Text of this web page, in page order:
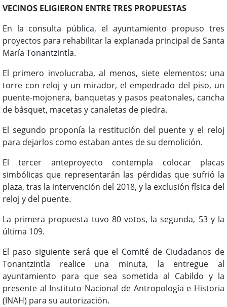
VECINOS ELIGIERON ENTRE TRES PROPUESTAS
En la consulta pública, el ayuntamiento propuso tres
proyectos para rehabilitar la explanada principal de Santa
María Tonantzintla.
El primero involucraba, al menos, siete elementos: una
torre con reloj y un mirador, el empedrado del piso, un
puente-mojonera, banquetas y pasos peatonales, cancha
de básquet, macetas y canaletas de piedra.
El segundo proponía la restitución del puente y el reloj
para dejarlos como estaban antes de su demolición.
El tercer anteproyecto contempla colocar placas
simbólicas que representarán las pérdidas que sufrió la
plaza, tras la intervención del 2018, y la exclusión física del
reloj y del puente.
La primera propuesta tuvo 80 votos, la segunda, 53 y la
última 109.
El paso siguiente será que el Comité de Ciudadanos de
Tonantzintla realice una minuta, la entregue al
ayuntamiento para que sea sometida al Cabildo y la
presente al Instituto Nacional de Antropología e Historia
(INAH) para su autorización.